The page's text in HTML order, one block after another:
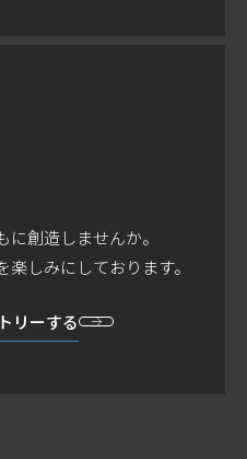
創造しませんか。
しみにしております。
リーする